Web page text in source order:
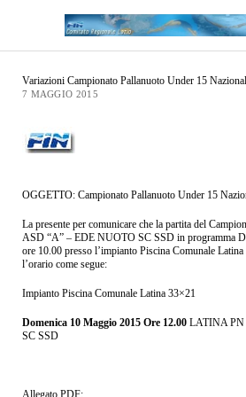
Variazioni Campionato Pallanuoto Under 15
7 MAGGIO 2015
OGGETTO: Campionato Pallanuoto Under 15
La presente per comunicare che la partita del
ASD “A” – EDE NUOTO SC SSD in programma
ore 10.00 presso l’impianto Piscina Comunale
l’orario come segue:
Impianto Piscina Comunale Latina 33×21
Domenica 10 Maggio 2015 Ore 12.00LATINA PN
SC SSD
Allegato PDF: